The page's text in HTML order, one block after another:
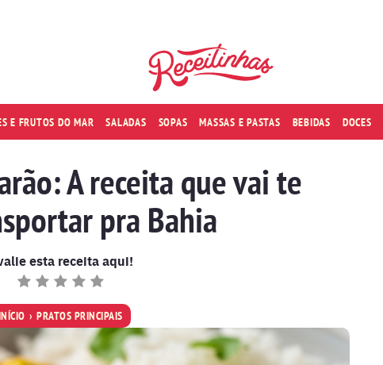
E FRUTOS DO MAR SALADAS SOPAS MASSAS E PASTAS BEBIDAS DOCES
A receita que vai te
pra Bahia
esta receita aqui!
PRATOS PRINCIPAIS